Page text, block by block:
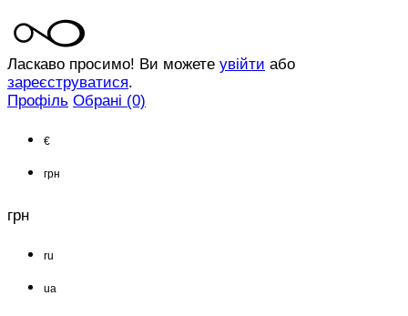
Ласкаво просимо! Ви можете увійти або
зареєструватися.
Профіль Обрані (0)
€
грн
грн
ru
ua